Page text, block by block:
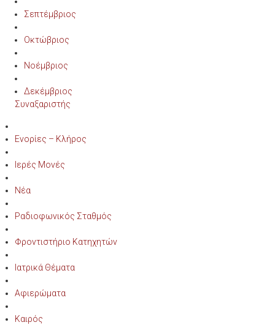
Σεπτέμβριος
Οκτώβριος
Νοέμβριος
Δεκέμβριος
Συναξαριστής
Ενορίες – Κλήρος
Ιερές Μονές
Νέα
Ραδιοφωνικός Σταθμός
Φροντιστήριο Κατηχητών
Ιατρικά Θέματα
Αφιερώματα
Καιρός